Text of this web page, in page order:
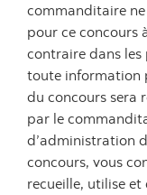
commanditaire
pour ce concours
contraire dans les
toute information
du concours sera
par le
d’administration
concours, vous
recueille, utilise et